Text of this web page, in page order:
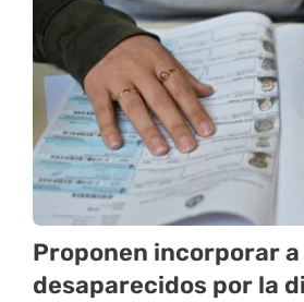
Proponen incorporar a
desaparecidos por la